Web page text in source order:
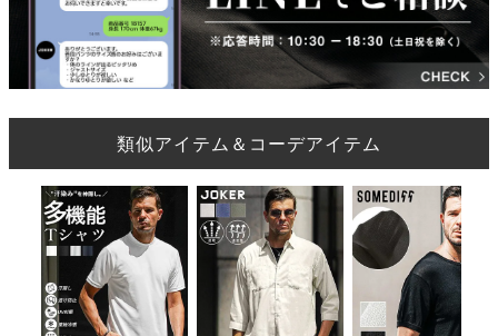
類似アイテム＆コーデアイテム